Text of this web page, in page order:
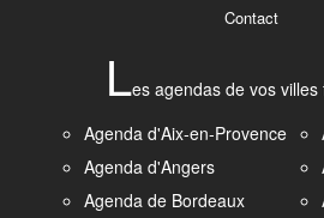
Contact
Les agendas de vos villes
Agenda d'Aix-en-Provence
Agenda d'Angers
Agenda de Bordeaux